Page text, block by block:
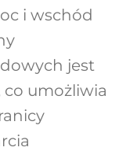
i wschód
jest
co umożliwia